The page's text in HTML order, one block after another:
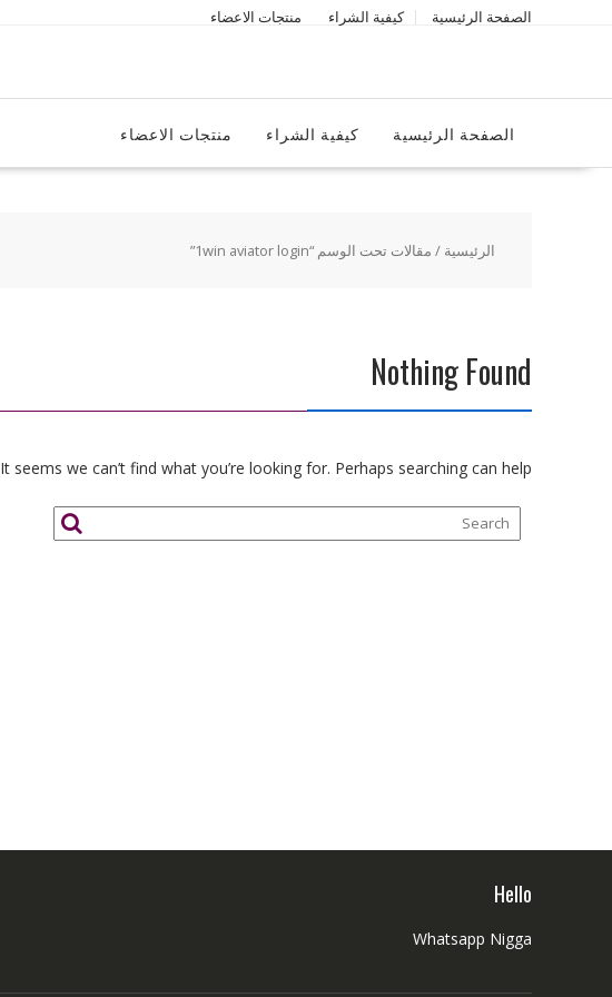
الصفحة الرئيسية كيفية الشراء منتجات الاعضاء
الصفحة الرئيسية كيفية الشراء منتجات الاعضاء
الرئيسية / مقالات تحت الوسم “1win aviator login”
Nothing Found
It seems we can’t find what you’re looking for. Perhaps searching can help.
Hello
Whatsapp Nigga